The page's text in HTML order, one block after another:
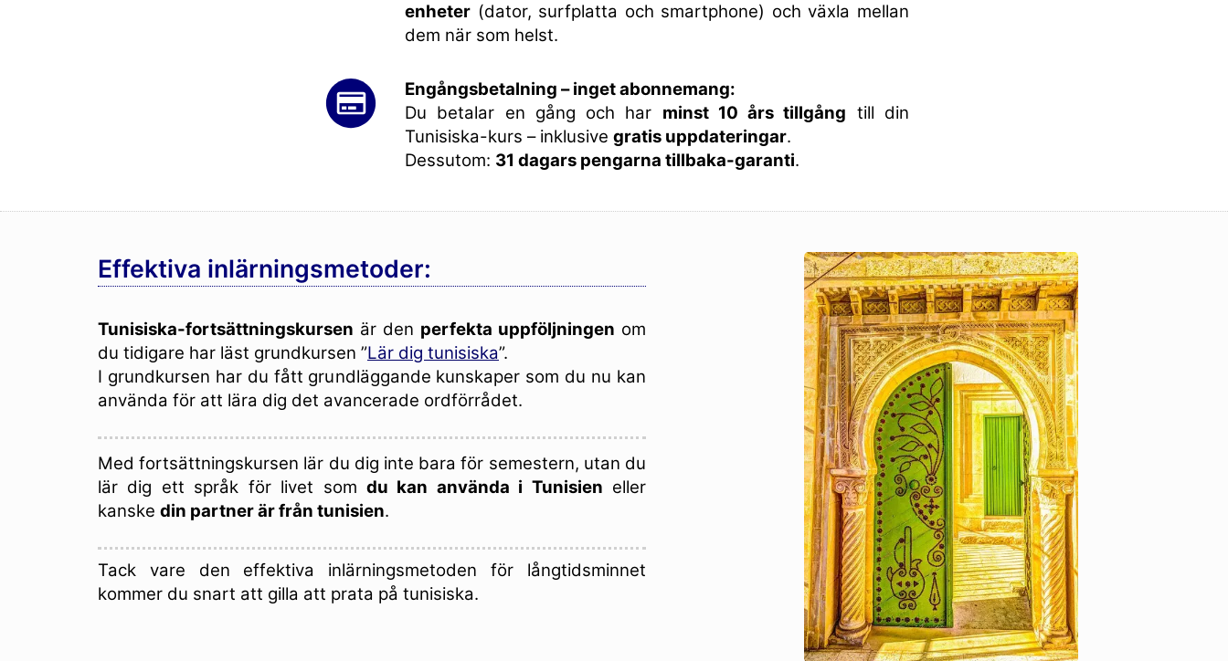
enheter (dator, surfplatta och smartphone) och växla mellan
dem när som helst.
Engångsbetalning – inget abonnemang:
Du betalar en gång och har minst 10 års tillgång till din
Tunisiska-kurs – inklusive gratis uppdateringar.
Dessutom: 31 dagars pengarna tillbaka-garanti.
Effektiva inlärningsmetoder:
Tunisiska-fortsättningskursen är den perfekta uppföljningen om
du tidigare har läst grundkursen ”Lär dig tunisiska”.
I grundkursen har du fått grundläggande kunskaper som du nu kan
använda för att lära dig det avancerade ordförrådet.
Med fortsättningskursen lär du dig inte bara för semestern, utan du
lär dig ett språk för livet som du kan använda i Tunisien eller
kanske din partner är från tunisien.
Tack vare den effektiva inlärningsmetoden för långtidsminnet
kommer du snart att gilla att prata på tunisiska.